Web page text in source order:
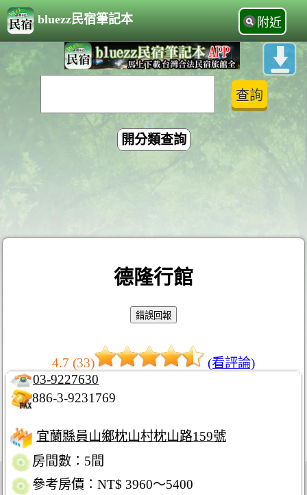
bluezz民宿筆記本 附近
開分類查詢
德隆行館
4.7 (33)
(看評論)
03-9227630
886-3-9231769
宜蘭縣員山鄉枕山村枕山路159號
房間數：5間
參考房價：NT$ 3960～5400